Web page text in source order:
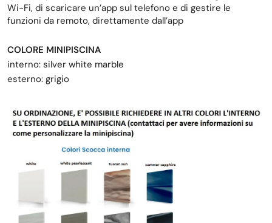
Wi-Fi, di scaricare un’app sul telefono e di gestire le
funzioni da remoto, direttamente dall’app
COLORE MINIPISCINA
interno: silver white marble
esterno: grigio